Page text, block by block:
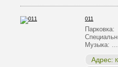
011
Музыка: …
Адрес: